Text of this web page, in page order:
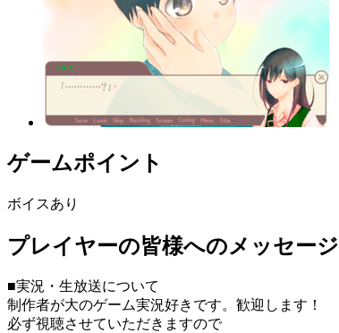
ゲームポイント
ボイスあり
プレイヤーの皆様へのメッセージ
■実況・生放送について
制作者が大のゲーム実況好きです。歓迎します！
必ず視聴させていただきますので